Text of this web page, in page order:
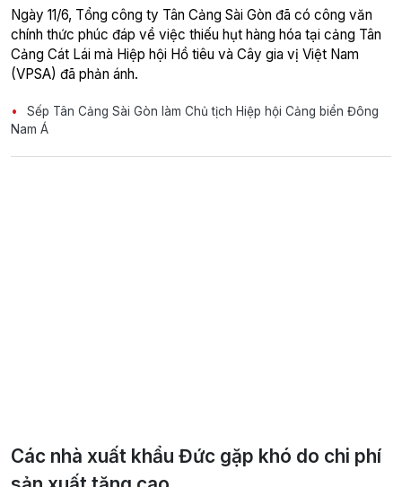
Ngày 11/6, Tổng công ty Tân Cảng Sài Gòn đã có công văn
chính thức phúc đáp về việc thiếu hụt hàng hóa tại cảng Tân
Cảng Cát Lái mà Hiệp hội Hồ tiêu và Cây gia vị Việt Nam
(VPSA) đã phản ánh.
Sếp Tân Cảng Sài Gòn làm Chủ tịch Hiệp hội Cảng biển Đông
Nam Á
Các nhà xuất khẩu Đức gặp khó do chi phí